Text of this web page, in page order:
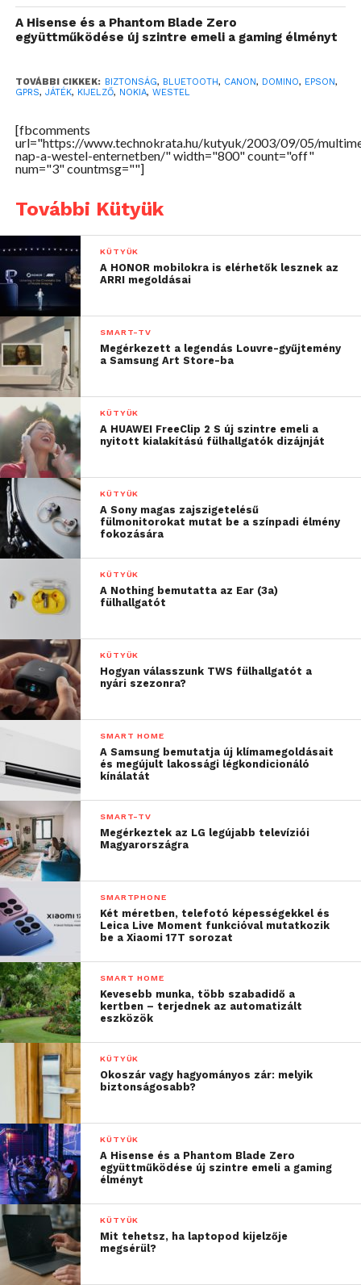
A Hisense és a Phantom Blade Zero
együttműködése új szintre emeli a gaming élményt
TOVÁBBI CIKKEK: BIZTONSÁG, BLUETOOTH, CANON, DOMINO, EPSON,
GPRS, JÁTÉK, KIJELZŐ, NOKIA, WESTEL
[fbcomments
url="https://www.technokrata.hu/kutyuk/2003/09/05/
nap-a-westel-enternetben/" width="800" count="off"
num="3" countmsg=""]
További Kütyük
KÜTYÜK
A HONOR mobilokra is elérhetők lesznek az
ARRI megoldásai
SMART-TV
Megérkezett a legendás Louvre-gyűjtemény
a Samsung Art Store-ba
KÜTYÜK
A HUAWEI FreeClip 2 S új szintre emeli a
nyitott kialakítású fülhallgatók dizájnját
KÜTYÜK
A Sony magas zajszigetelésű
fülmonitorokat mutat be a színpadi élmény
fokozására
KÜTYÜK
A Nothing bemutatta az Ear (3a)
fülhallgatót
KÜTYÜK
Hogyan válasszunk TWS fülhallgatót a
nyári szezonra?
SMART HOME
A Samsung bemutatja új klímamegoldásait
és megújult lakossági légkondicionáló
kínálatát
SMART-TV
Megérkeztek az LG legújabb televíziói
Magyarországra
SMARTPHONE
Két méretben, telefotó képességekkel és
Leica Live Moment funkcióval mutatkozik
be a Xiaomi 17T sorozat
SMART HOME
Kevesebb munka, több szabadidő a
kertben – terjednek az automatizált
eszközök
KÜTYÜK
Okoszár vagy hagyományos zár: melyik
biztonságosabb?
KÜTYÜK
A Hisense és a Phantom Blade Zero
együttműködése új szintre emeli a gaming
élményt
KÜTYÜK
Mit tehetsz, ha laptopod kijelzője
megsérül?